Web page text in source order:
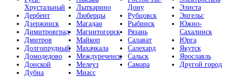
Хрустальный
Дербент
Дзержинск
Димитровград
Дмитров
Долгопрудный
Домодедово
Донской
Дубна
Лыткарино
Люберцы
Магадан
Магнитогорск
Майкоп
Махачкала
Междуреченск
Мелеуз
Миасс
Дону
Рубцовск
Рыбинск
Рязань
Салават
Салехард
Сальск
Самара
Элиста
Энгельс
Южно-
Сахалинск
Юрга
Якутск
Ярославль
Другой город